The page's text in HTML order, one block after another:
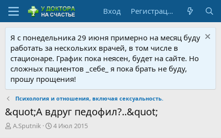
Вход Регистрация
Я с понедельника 29 июня примерно на месяц буду
работать за нескольких врачей, в том числе в
стационаре. График пока неясен, будет на сайте. Но
сложных пациентов _себе_ я пока брать не буду,
прошу прощения!
Психология и отношения, включая сексуальность.
&quot;А вдруг педофил?..&quot;
А
A.Sputnik
Д
4 Июл 2015